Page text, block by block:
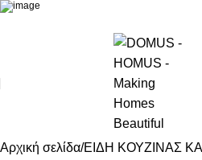
Αρχική σελίδα ΕΙΔΗ ΚΟΥΖΙΝΑΣ